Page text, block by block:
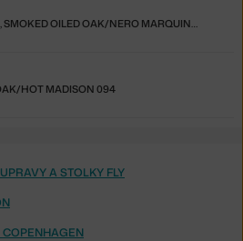
STOLEK FLY SC11, SMOKED OILED OAK/NERO MARQUINA
HOT MADISON 094
A STOLKY FLY
COPENHAGEN